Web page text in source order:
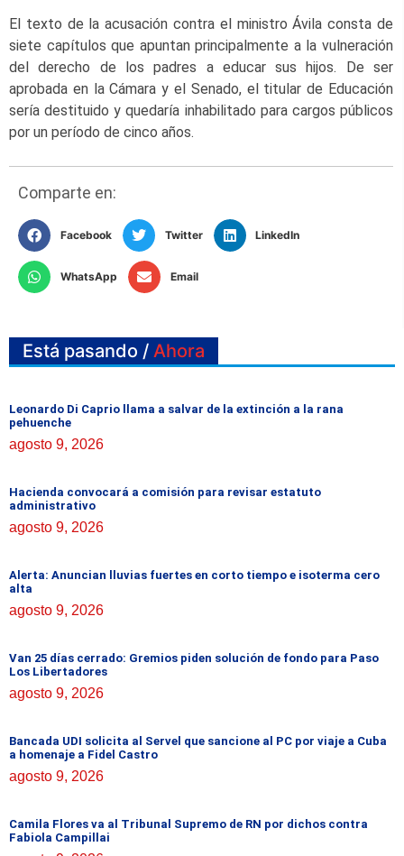
El texto de la acusación contra el ministro Ávila consta de
siete capítulos que apuntan principalmente a la vulneración
del derecho de los padres a educar sus hijos. De ser
aprobada en la Cámara y el Senado, el titular de Educación
sería destituido y quedaría inhabilitado para cargos públicos
por un período de cinco años.
Comparte en:
Facebook Twitter LinkedIn
WhatsApp Email
Está pasando / Ahora
Leonardo Di Caprio llama a salvar de la extinción a la rana
pehuenche
agosto 9, 2026
Hacienda convocará a comisión para revisar estatuto
administrativo
agosto 9, 2026
Alerta: Anuncian lluvias fuertes en corto tiempo e isoterma cero
alta
agosto 9, 2026
Van 25 días cerrado: Gremios piden solución de fondo para Paso
Los Libertadores
agosto 9, 2026
Bancada UDI solicita al Servel que sancione al PC por viaje a Cuba
a homenaje a Fidel Castro
agosto 9, 2026
Camila Flores va al Tribunal Supremo de RN por dichos contra
Fabiola Campillai